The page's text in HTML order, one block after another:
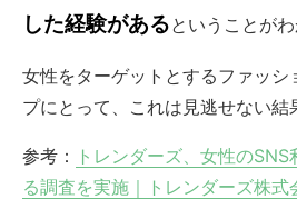
した経験があるということがわ
女性をターゲットとするファッシ
プにとって、これは見逃せない結
参考：
トレンダーズ、女性の
る調査を実施｜トレンダーズ株式